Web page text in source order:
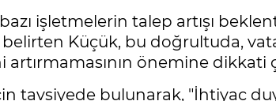
işletmelerin talep artışı
Küçük, bu doğrultuda,
artırmamasının önemine dikkati
tavsiyede bulunarak, "İhtiyaç